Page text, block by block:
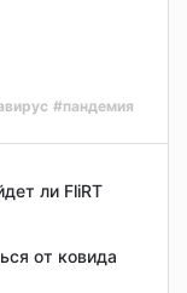
#пандемия
ли FliRT
от ковида